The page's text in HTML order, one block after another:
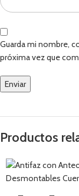
Guarda mi nombre,
próxima vez que
Productos